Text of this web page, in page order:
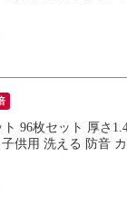
96枚セット 厚さ
供用 洗える 防音